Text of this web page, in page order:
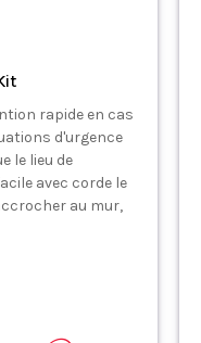
rapide en cas
d'urgence
le lieu de
avec corde le
au mur,